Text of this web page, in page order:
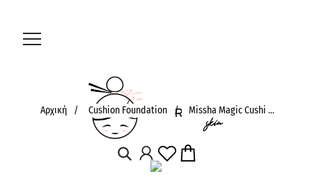
Αρχική / Cushion Foundation / Missha Magic Cushi ...